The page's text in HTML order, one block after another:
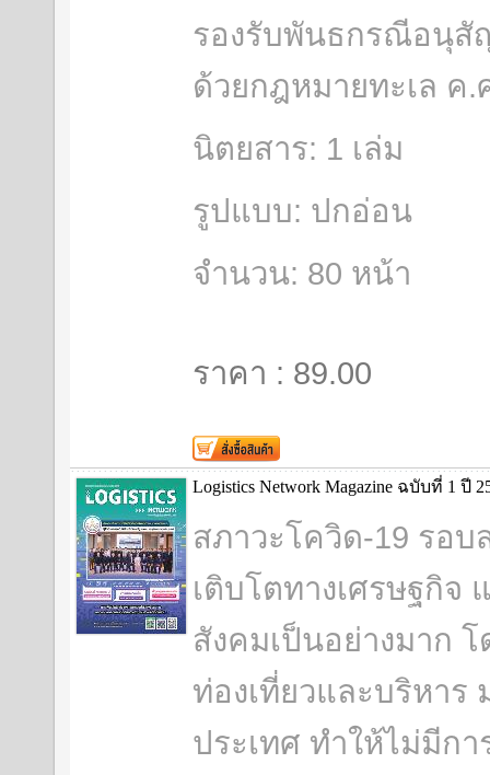
รองรับพันธกรณีอนุสั
ด้วยกฎหมายทะเล ค.
นิตยสาร: 1 เล่ม
รูปแบบ: ปกอ่อน
จำนวน: 80 หน้า
ราคา : 89.00
Logistics Network Magazine ฉบับที่ 1 ปี
สภาวะโควิด-19 รอบ
เติบโตทางเศรษฐกิจ
สังคมเป็นอย่างมาก
ท่องเที่ยวและบริหาร
ประเทศ ทำให้ไม่มีก